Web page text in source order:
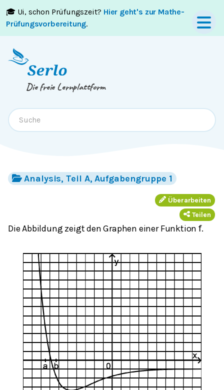
🎓 Ui, schon Prüfungszeit? Hier geht's zur Mathe-
Prüfungsvorbereitung.
Springe zumInhaltoderFooter
Die freie Lernplattform
Analysis, Teil A, Aufgabengruppe 1
Überarbeiten
Teilen
Die Abbildung zeigt den Graphen einer Funktion f.